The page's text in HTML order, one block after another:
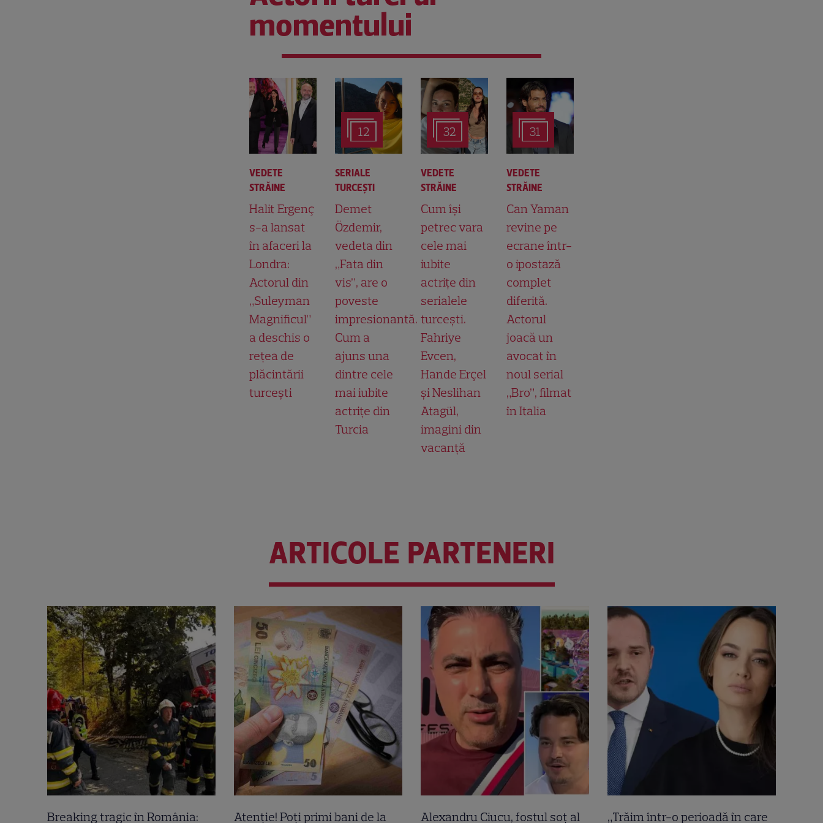
momentului
VEDETE
STRĂINE
Halit Ergenç
s-a lansat
în afaceri la
Londra:
Actorul din
„Suleyman
Magnificul”
a deschis o
rețea de
plăcintării
turcești
12
SERIALE
TURCEŞTI
Demet
Özdemir,
vedeta din
„Fata din
vis”, are o
poveste
impresionantă.
Cum a
ajuns una
dintre cele
mai iubite
actrițe din
Turcia
32
VEDETE
STRĂINE
Cum își
petrec vara
cele mai
iubite
actrițe din
serialele
turcești.
Fahriye
Evcen,
Hande Erçel
și Neslihan
Atagül,
imagini din
vacanță
31
VEDETE
STRĂINE
Can Yaman
revine pe
ecrane într-
o ipostază
complet
diferită.
Actorul
joacă un
avocat în
noul serial
„Bro”, filmat
în Italia
ARTICOLE PARTENERI
Breaking tragic în România: Atenție! Poți primi bani de la Alexandru Ciucu, fostul soț al „Trăim într-o perioadă în care